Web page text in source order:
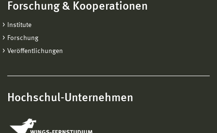
Forschung & Kooperationen
Institute
Forschung
Veröffentlichungen
Hochschul-Unternehmen